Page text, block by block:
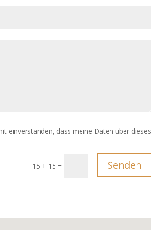
einverstanden, dass meine Daten über dieses
15 + 15 = Senden